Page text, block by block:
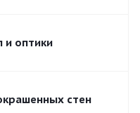
и оптики
стен